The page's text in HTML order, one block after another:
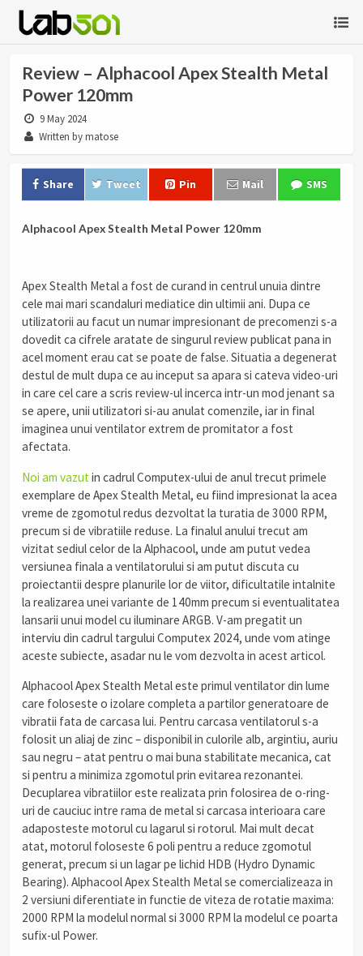
Review – Alphacool Apex Stealth Metal
Power 120mm
9 May 2024
Written by matose
Share Tweet Pin Mail SMS
Alphacool Apex Stealth Metal Power 120mm
Apex Stealth Metal a fost de curand in centrul unuia dintre
cele mai mari scandaluri mediatice din ultimii ani. Dupa ce
utilizatorii au facut un numar impresionant de precomenzi s-a
dovedit ca cifrele aratate de singurul review publicat pana in
acel moment erau cat se poate de false. Situatia a degenerat
destul de mult dupa ce au inceput sa apara si cateva video-uri
in care cel care a scris review-ul incerca intr-un mod jenant sa
se apere, unii utilizatori si-au anulat comenzile, iar in final
imaginea unui ventilator extrem de promitator a fost
afectata.
Noi am vazut in cadrul Computex-ului de anul trecut primele
exemplare de Apex Stealth Metal, eu fiind impresionat la acea
vreme de zgomotul redus dezvoltat la turatia de 3000 RPM,
precum si de vibratiile reduse. La finalul anului trecut am
vizitat sediul celor de la Alphacool, unde am putut vedea
versiunea finala a ventilatorului si am putut discuta cu
proiectantii despre planurile lor de viitor, dificultatile intalnite
la realizarea unei variante de 140mm precum si eventualitatea
lansarii unui model cu iluminare ARGB. V-am pregatit un
interviu din cadrul targului Computex 2024, unde vom atinge
aceste subiecte, asadar nu le vom dezvolta in acest articol.
Alphacool Apex Stealth Metal este primul ventilator din lume
care foloseste o izolare completa a partilor generatoare de
vibratii fata de carcasa lui. Pentru carcasa ventilatorul s-a
folosit un aliaj de zinc – disponibil in culorile alb, argintiu, auriu
sau negru – atat pentru o mai buna stabilitate mecanica, cat
si pentru a minimiza zgomotul prin evitarea rezonantei.
Decuplarea vibratiilor este realizata prin folosirea de o-ring-
uri de cauciuc intre rama de metal si carcasa interioara care
adaposteste motorul cu lagarul si rotorul. Mai mult decat
atat, motorul foloseste 6 poli pentru a reduce zgomotul
generat, precum si un lagar pe lichid HDB (Hydro Dynamic
Bearing). Alphacool Apex Stealth Metal se comercializeaza in
2 versiuni diferentiate in functie de viteza de rotatie maxima:
2000 RPM la modelul normal si 3000 RPM la modelul ce poarta
sufix-ul Power.